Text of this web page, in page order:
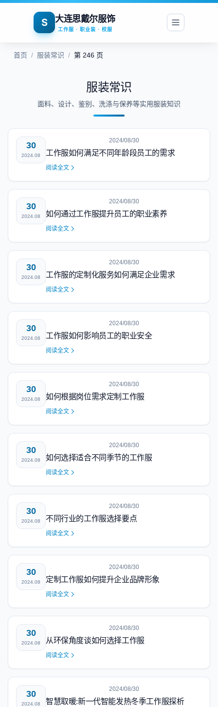
S 大连思戴尔服饰
工作服 · 职业装 · 校服
首页 / 服装常识 / 第 246 页
服装常识
面料、设计、鉴别、洗涤与保养等实用服装知识
30
2024.08
2024/08/30
工作服如何满足不同年龄段员工的需求
阅读全文
30
2024.08
2024/08/30
如何通过工作服提升员工的职业素养
阅读全文
30
2024.08
2024/08/30
工作服的定制化服务如何满足企业需求
阅读全文
30
2024.08
2024/08/30
工作服如何影响员工的职业安全
阅读全文
30
2024.08
2024/08/30
如何根据岗位需求定制工作服
阅读全文
30
2024.08
2024/08/30
如何选择适合不同季节的工作服
阅读全文
30
2024.08
2024/08/30
不同行业的工作服选择要点
阅读全文
30
2024.08
2024/08/30
定制工作服如何提升企业品牌形象
阅读全文
30
2024.08
2024/08/30
从环保角度谈如何选择工作服
阅读全文
30
2024.08
2024/08/30
智慧取暖:新一代智能发热冬季工作服探析